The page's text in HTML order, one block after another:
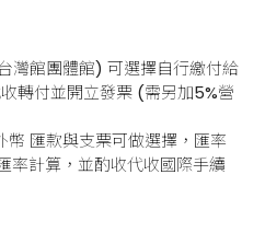
灣館團體館) 可選擇自行繳付給
轉付並開立發票 (需另加5%營
匯款與支票可做選擇，匯率
率計算，並酌收代收國際手續